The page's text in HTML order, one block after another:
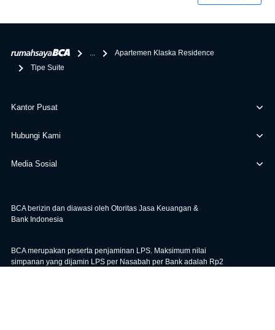
bertanggung jawab terhadap informasi yang rekanan
Apartemen Klaska Residence
Tipe Suite
Kantor Pusat
Hubungi Kami
Media Sosial
BCA berizin dan diawasi oleh Otoritas Jasa Keuangan &
Bank Indonesia
BCA merupakan peserta penjaminan LPS. Maksimum nilai
simpanan yang dijamin LPS per Nasabah per Bank adalah Rp2